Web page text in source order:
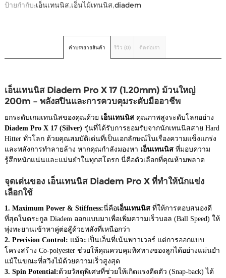
ป้ายกำกับ:เอ็นเทนนิส,เอ็นไม้เทนนิส,diadem
คำบรรยายสินค้า รีวิว (0) ติดต่อเรา
เอ็นเทนนิส Diadem Pro X 17 (1.20mm) ม้วนใหญ่
200m – พลังสปินและการควบคุมระดับมืออาชีพ
ยกระดับเกมเทนนิสของคุณด้วย เอ็นเทนนิส คุณภาพสูงระดับโลกอย่าง
Diadem Pro X 17 (Silver) รุ่นที่ได้รับการยอมรับจากนักเทนนิสสาย Hard
Hitter ทั่วโลก ด้วยคุณสมบัติเด่นที่เป็นเอกลักษณ์ในเรื่องความแข็งแกร่ง
และพลังการทำลายล้าง หากคุณกำลังมองหา เอ็นเทนนิส ที่มอบความ
รู้สึกหนักแน่นและแม่นยำในทุกสโตรก นี่คือตัวเลือกที่คุณห้ามพลาด
จุดเด่นของ เอ็นเทนนิส Diadem Pro X ที่ทำให้นักแข่ง
เลือกใช้
1. Maximum Power & Stiffness:นี่คือเอ็นเทนนิส ที่ให้การตอบสนองดี
ที่สุดในตระกูล Diadem ออกแบบมาเพื่อเพิ่มความเร็วบอล (Ball Speed) ให้
พุ่งทะยานเข้าหาคู่ต่อสู้ด้วยพลังที่เหนือกว่า
2. Precision Control: แม้จะเป็นเอ็นที่เน้นพาวเวอร์ แต่การออกแบบ
โครงสร้าง Co-polyester ช่วยให้คุณควบคุมทิศทางของลูกได้อย่างแม่นยำ
แม้ในขณะที่สวิงไม้ด้วยความเร็วสูงสุด
3. Spin Potential:ด้วยวัสดุพิเศษที่ช่วยให้เกิดแรงดีดตัว (Snap-back) ได้